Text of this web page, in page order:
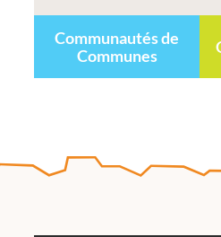
Communautés de
Communes